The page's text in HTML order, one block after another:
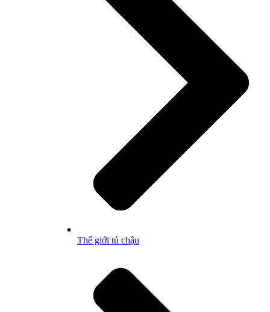
Thế giới tủ chậu